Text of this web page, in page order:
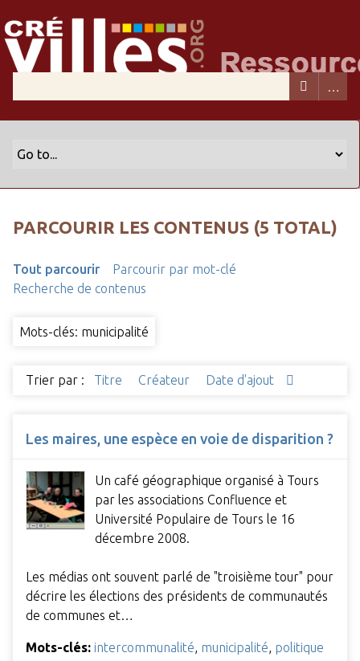
PARCOURIR LES CONTENUS (5 TOTAL)
Tout parcourir
Parcourir par mot-clé
Recherche de contenus
Mots-clés: municipalité
Trier par : Titre Créateur Date d'ajout
Les maires, une espèce en voie de disparition ?
Un café géographique organisé à Tours
par les associations Confluence et
Université Populaire de Tours le 16
décembre 2008.
Les médias ont souvent parlé de "troisième tour" pour
décrire les élections des présidents de communautés
de communes et…
Mots-clés: intercommunalité municipalité politique